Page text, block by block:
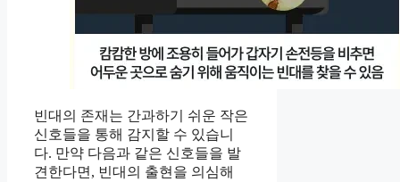
빈대의 존재는 간과하기 쉬운 작은
신호들을 통해 감지할 수 있습니
다. 만약 다음과 같은 신호들을 발
견한다면, 빈대의 출현을 의심해